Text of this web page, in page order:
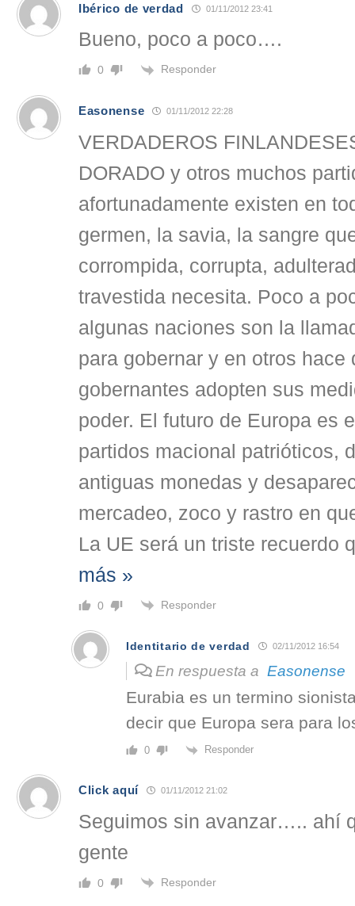
Ibérico de verdad 01/11/2012 23:41
Bueno, poco a poco….
0 Responder
Easonense 01/11/2012 22:28
VERDADEROS
DORADO y otros muchos
afortunadamente existen en
germen, la savia, la sangre
corrompida, corrupta,
travestida necesita. Poco a
algunas naciones son la
para gobernar y en otros hace
gobernantes adopten sus
poder. El futuro de Europa es
partidos macional patrióticos,
antiguas monedas y
mercadeo, zoco y rastro en
La UE será un triste recuerdo
más »
0 Responder
Identitario de verdad 02/11/2012 16:54
En respuesta a Easonense
Eurabia es un termino
decir que Europa sera para
0 Responder
Click aquí 01/11/2012 21:02
Seguimos sin avanzar….. ahí
gente
0 Responder